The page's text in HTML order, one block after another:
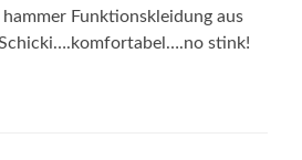
Funktionskleidung aus
stink!